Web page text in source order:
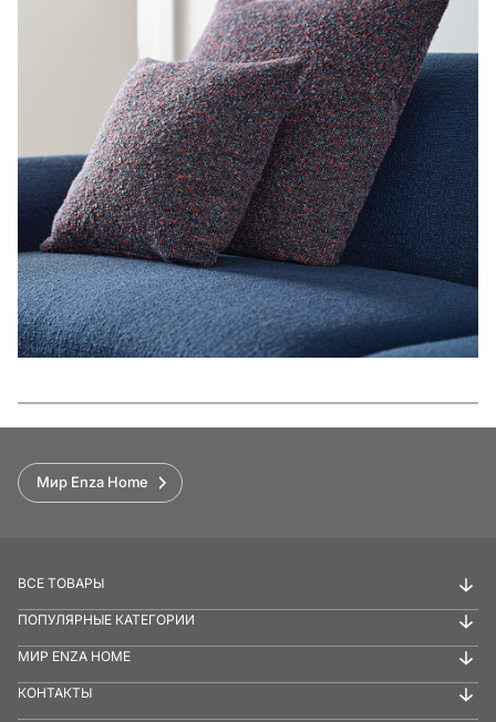
Функции
Мир Enza Home
ВСЕ ТОВАРЫ
ПОПУЛЯРНЫЕ КАТЕГОРИИ
МИР ENZA HOME
КОНТАКТЫ